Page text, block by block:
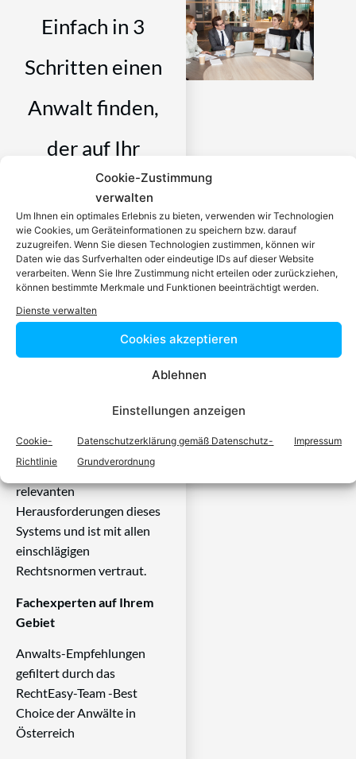
Cookie-Zustimmung
verwalten
Um Ihnen ein optimales Erlebnis zu bieten, verwenden wir Technologien
wie Cookies, um Geräteinformationen zu speichern bzw. darauf
zuzugreifen. Wenn Sie diesen Technologien zustimmen, können wir
Daten wie das Surfverhalten oder eindeutige IDs auf dieser Website
verarbeiten. Wenn Sie Ihre Zustimmung nicht erteilen oder zurückziehen,
können bestimmte Merkmale und Funktionen beeinträchtigt werden.
Dienste verwalten
Cookies akzeptieren
Ablehnen
Einstellungen anzeigen
Cookie-
Richtlinie
Datenschutzerklärung gemäß Datenschutz-
Grundverordnung
Impressum
Einfach in 3
Schritten einen
Anwalt finden,
der auf Ihr
Rechtsproblem
spezialisiert ist
Ein zugelassener Anwalt /
eine zugelassen Anwältin ist
dafür da, über Rechtsfragen
zu beraten und Klienten vor
Gericht zu vertreten. Es ist
der Rechtsberatung zu
diesem Wissen kennt er alle
relevanten
Herausforderungen dieses
Systems und ist mit allen
einschlägigen
Rechtsnormen vertraut.
Fachexperten auf Ihrem
Gebiet
Anwalts-Empfehlungen
gefiltert durch das
RechtEasy-Team -Best
Choice der Anwälte in
Österreich